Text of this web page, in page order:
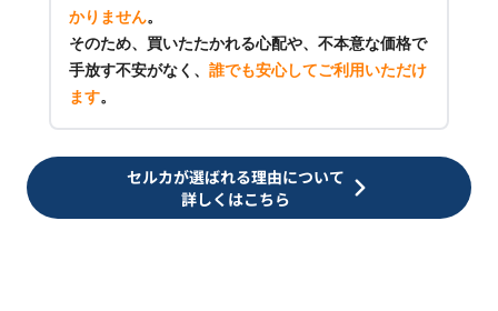
かりません。
そのため、買いたたかれる心配や、不本意な価格で
手放す不安がなく、 誰でも安心してご利用いただけ
ます。
セルカが選ばれる理由について
詳しくはこちら